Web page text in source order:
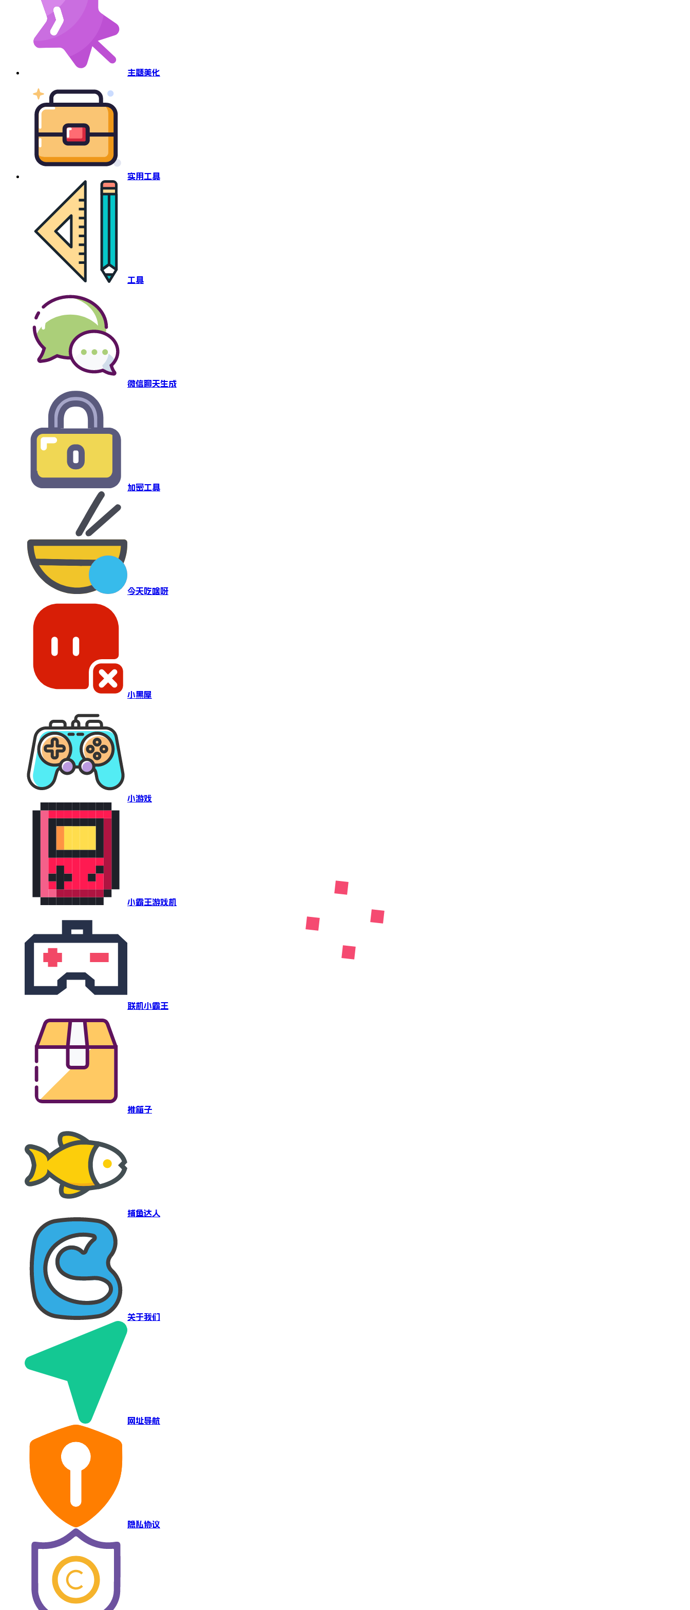
主题美化
实用工具
工具
微信聊天生成
加密工具
今天吃啥呀
小黑屋
小游戏
小霸王游戏机
联机小霸王
推箱子
捕鱼达人
关于我们
网址导航
隐私协议